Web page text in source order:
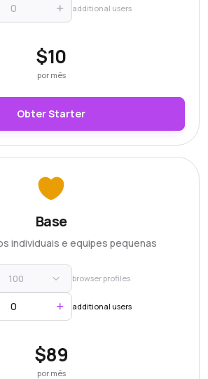
additional users
$10
por mês
Obter Starter
Base
individuais e equipes pequenas
100 browser profiles
additional users
$89
por mês